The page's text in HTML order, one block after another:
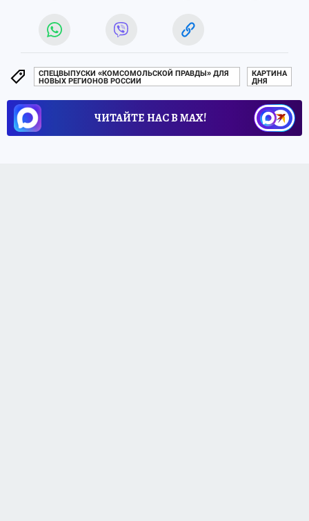
СПЕЦВЫПУСКИ «КОМСОМОЛЬСКОЙ ПРАВДЫ» ДЛЯ
НОВЫХ РЕГИОНОВ РОССИИ
КАРТИНА
ДНЯ
ЧИТАЙТЕ НАС В МАХ!